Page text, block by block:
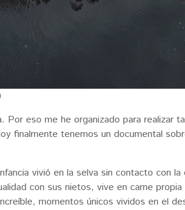
eso me he organizado para realizar
finalmente tenemos un documental
vivió en la selva sin contacto con
con sus nietos, vive en carne
momentos únicos vividos en el